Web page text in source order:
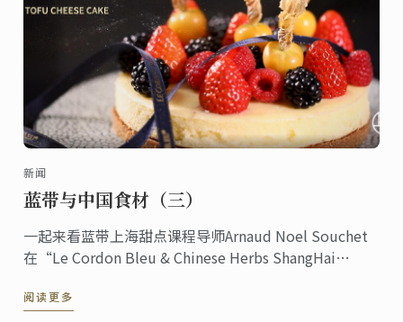
新闻
蓝带与中国食材（三）
一起来看蓝带上海甜点课程导师Arnaud Noel Souchet
在“Le Cordon Bleu & Chinese Herbs ShangHai
阅读更多